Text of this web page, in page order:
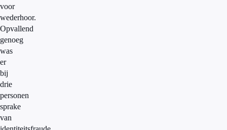
voor
wederhoor.
Opvallend
genoeg
was
er
bij
drie
personen
sprake
van